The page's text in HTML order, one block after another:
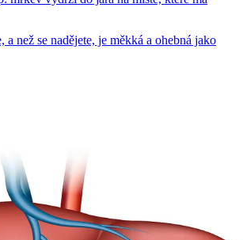
než se nadějete, je měkká a ohebná jako